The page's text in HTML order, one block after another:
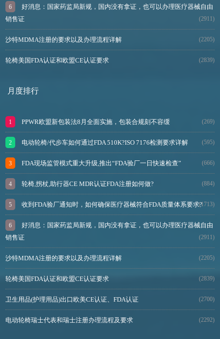
好消息：国家药监局新规，国内没有拿证，也可以办理医疗器械自由
销售证
(2911)
沙特MDMA注册的要求以及办理流程详解 (2205)
轮椅美国FDA认证和欧盟CE认证要求 (2839)
月度排行
PPWR欧盟新包装法8月全面实施，包装合规刻不容缓 (269)
电动轮椅/代步车如何通过FDA 510K?ISO 7176检测要求详解 (595)
FDA现场监管模式重大升级,推出“FDA验厂一日快速检查” (666)
轮椅,拐杖,助行器CE MDR认证FDA注册如何做? (884)
收到FDA验厂通知时，如何确保医疗器械符合FDA质量体系要求?(1713)
好消息：国家药监局新规，国内没有拿证，也可以办理医疗器械自由
销售证
(2911)
沙特MDMA注册的要求以及办理流程详解 (2205)
轮椅美国FDA认证和欧盟CE认证要求 (2839)
卫生用品(护理用品)出口欧美CE认证、FDA认证 (2700)
电动轮椅瑞士代表和瑞士注册办理流程及要求 (2292)